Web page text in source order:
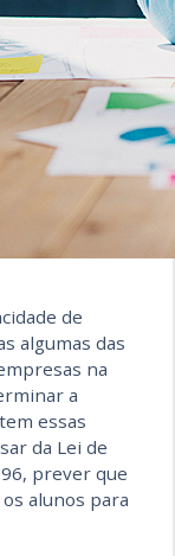
de
algumas das
na
a
essas
da Lei de
prever que
alunos para